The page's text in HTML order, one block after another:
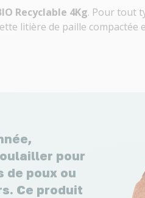
Recyclable 4Kg. Pour tout
litière de paille compactée
pour
de poux ou
Ce produit